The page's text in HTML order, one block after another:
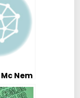
Nem
Tum